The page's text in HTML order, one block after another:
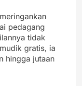
pedagang
tidak
gratis, ia
hingga jutaan